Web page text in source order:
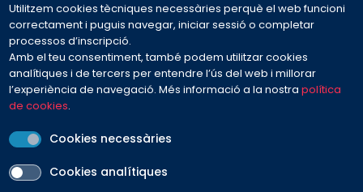
Utilitzem cookies tècniques necessàries perquè el web funcioni
correctament i puguis navegar, iniciar sessió o completar
processos d’inscripció.
Amb el teu consentiment, també podem utilitzar cookies
analítiques i de tercers per entendre l’ús del web i millorar
l’experiència de navegació. Més informació a la nostrapolítica
de cookies.
Cookies necessàries
Cookies analítiques
Preguntes freqüents
Envia'ns el teu missatge